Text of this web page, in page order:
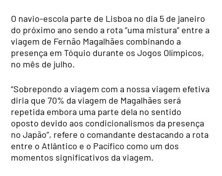
O navio-escola parte de Lisboa no dia 5 de janeiro
do próximo ano sendo a rota “uma mistura” entre a
viagem de Fernão Magalhães combinando a
presença em Tóquio durante os Jogos Olímpicos,
no mês de julho.
“Sobrepondo a viagem com a nossa viagem efetiva
diria que 70% da viagem de Magalhães será
repetida embora uma parte dela no sentido
oposto devido aos condicionalismos da presença
no Japão”, refere o comandante destacando a rota
entre o Atlântico e o Pacífico como um dos
momentos significativos da viagem.